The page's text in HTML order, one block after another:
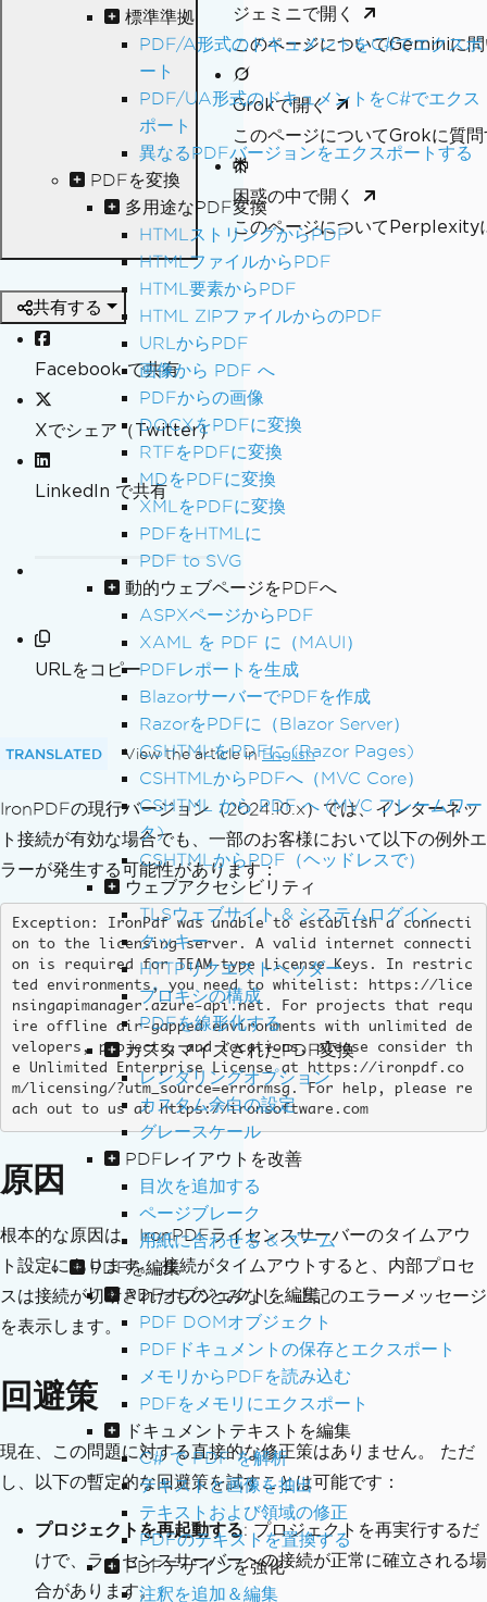
標準準拠
PDF/A形式のドキュメントをC#でエクスポ
ート
PDF/UA形式のドキュメントをC#でエクス
ポート
異なるPDFバージョンをエクスポートする
PDFを変換
多用途なPDF変換
HTMLストリングからPDF
HTMLファイルからPDF
HTML要素からPDF
HTML ZIPファイルからのPDF
URLからPDF
画像から PDF へ
PDFからの画像
DOCXをPDFに変換
RTFをPDFに変換
MDをPDFに変換
XMLをPDFに変換
PDFをHTMLに
PDF to SVG
動的ウェブページをPDFへ
ASPXページからPDF
XAML を PDF に（MAUI）
PDFレポートを生成
BlazorサーバーでPDFを作成
RazorをPDFに（Blazor Server）
CSHTMLをPDFに (Razor Pages)
CSHTMLからPDFへ（MVC Core）
CSHTML から PDF へ (MVC フレームワー
ク)
CSHTMLからPDF（ヘッドレスで）
ウェブアクセシビリティ
TLSウェブサイト & システムログイン
クッキー
HTTPリクエストヘッダー
プロキシの構成
PDFを線形化する
カスタマイズされたPDF変換
レンダリングオプション
カスタム余白の設定
グレースケール
PDFレイアウトを改善
目次を追加する
ページブレーク
用紙に合わせる & ズーム
PDFを編集
PDFオブジェクトを編集
PDF DOMオブジェクト
PDFドキュメントの保存とエクスポート
メモリからPDFを読み込む
PDFをメモリにエクスポート
ドキュメントテキストを編集
C# で PDF を解析
テキストと画像を抽出
テキストおよび領域の修正
PDFのテキストを置換する
PDFデザインを強化
注釈を追加＆編集
ジェミニで開く
このページについてGeminiに
Grokで開く
このページについてGrokに質
困惑の中で開く
このページについてPerplexity
共有する
Facebook で共有
Xでシェア（Twitter）
LinkedIn で共有
URLをコピー
TRANSLATED View the article inEnglish
IronPDFの現行バージョン（2024.10.x）では、インターネッ
ト接続が有効な場合でも、一部のお客様において以下の例外エ
ラーが発生する可能性があります：
Exception: IronPdf was unable to establish a connecti
on to the licensing server. A valid internet connecti
on is required for TEAM-type License Keys. In restric
ted environments, you need to whitelist: https://lice
nsingapimanager.azure-api.net. For projects that requ
ire offline air-gapped environments with unlimited de
velopers, projects, and locations, please consider th
e Unlimited Enterprise License at https://ironpdf.co
m/licensing/?utm_source=errormsg. For help, please re
ach out to us at https://ironsoftware.com
原因
根本的な原因は、IronPDFライセンスサーバーのタイムアウ
ト設定にあります。 接続がタイムアウトすると、内部プロセ
スは接続が切断されたものとみなし、上記のエラーメッセージ
を表示します。
回避策
現在、この問題に対する直接的な修正策はありません。 ただ
し、以下の暫定的な回避策を試すことは可能です：
プロジェクトを再起動する: プロジェクトを再実行するだ
けで、ライセンスサーバーへの接続が正常に確立される場
合があります。